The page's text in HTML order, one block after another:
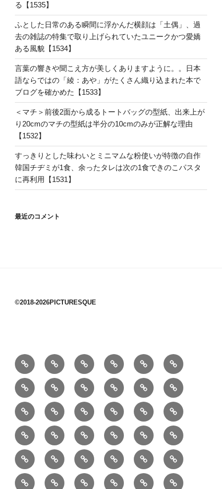
る【1535】
ふとした日常のある瞬間に浮かんだ横顔は「土偶」、過
去の雑誌の特集で取り上げられていたユニークかつ愛嬌
ある風貌【1534】
言葉の響きや聞こえ方が美しくありますように。。日本
語ならではの「綾：あや」がたくさん織り込まれた本で
ブログを確かめた【1533】
＜マチ＞前後2面から成るトートバッグの型紙、出来上が
り20cmのマチの型紙は半分の10cmのみが正解な理由
【1532】
すっきりとした味わいとミニマムな粉使いが特徴の自作
韓国チヂミが1食、余ったタレは次の1食できのこパスタ
に再利用【1531】
最近のコメント
©2018-2026PICTURESQUE
1/10：
材
料
10/10：
ジ
ュ
エ
リ
ー
2/10：
製
作
3/10：
は
ぎ
れ
4/10：
Ｈ
Ｍ
Ｂ
教
室
5/10：
事
業
6/10：
読
書
7/10：
食・
健
康
8/10：
リ
フ
ォ
ー
ム
9/10：
コ
ー
デ
creema
で
販
売
中
の
ハ
ン
ド
①
入
園
バ
ッ
グ
セ
ッ
ト
②
半
月
型
③
巾
着
袋
（縦
長）
④
巾
着
袋
（小）
⑤
巾
着
シ
ョ
ル
ダ
⑥
小
動
物
用
小
物
⑦
リ
ュ
ッ
ク
⑧
メ
ッ
セ
ン
⑨
ミ
シ
ン
カ
⑩
マ
チ
無
し
⑪
マ
ス
ク
⑫
ポ
ー
チ
⑬
ボ
デ
ィ
ー
⑭
ボ
ッ
⑮
ボ
ス
⑯
ヘ
ル
⑰
ピ
ン
⑱
ビ
ジ
⑲
バ
ニ
⑳
お
お
デ
デ
ブ